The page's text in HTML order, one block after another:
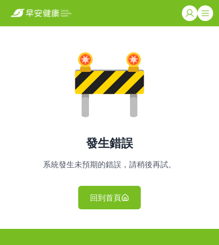
發生錯誤
系統發生未預期的錯誤，請稍後再試。
回到首頁